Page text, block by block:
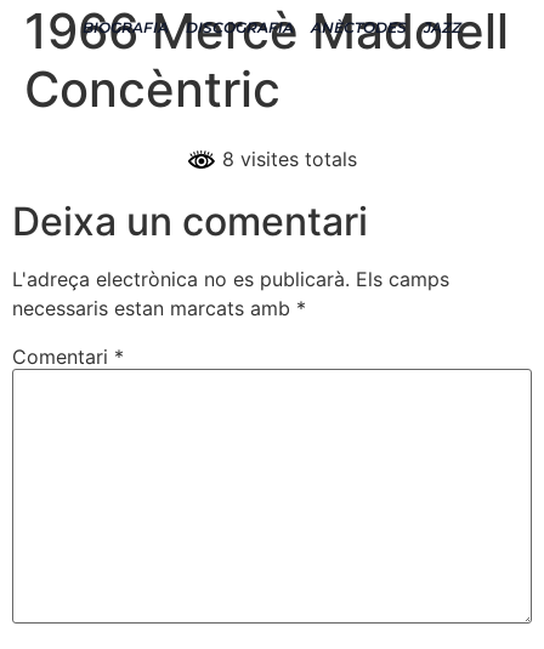
BIOGRAFIA DISCOGRAFIA ANÈCTODES JAZZ
1966 Mercè Madolell
Concèntric
8 visites totals
Deixa un comentari
L'adreça electrònica no es publicarà. Els camps
necessaris estan marcats amb *
Comentari *